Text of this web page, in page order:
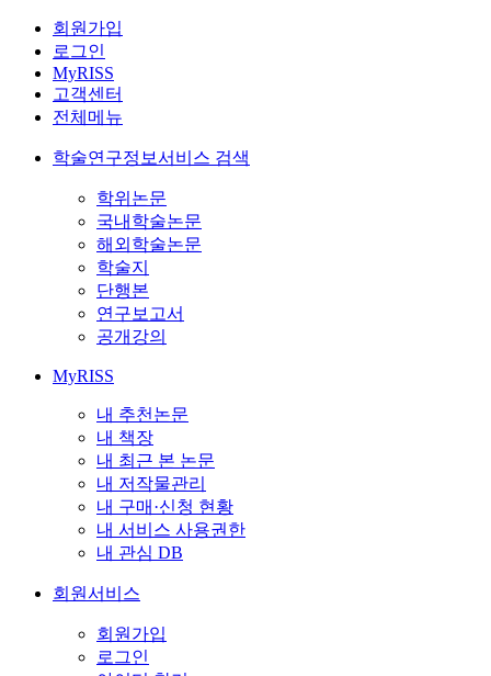
회원가입
로그인
MyRISS
고객센터
전체메뉴
학술연구정보서비스 검색
학위논문
국내학술논문
해외학술논문
학술지
단행본
연구보고서
공개강의
MyRISS
내 추천논문
내 책장
내 최근 본 논문
내 저작물관리
내 구매·신청 현황
내 서비스 사용권한
내 관심 DB
회원서비스
회원가입
로그인